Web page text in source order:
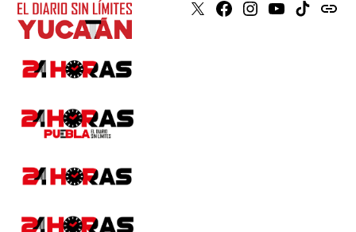
X Faceboook
Instagram
YoutubeTiktokissuu